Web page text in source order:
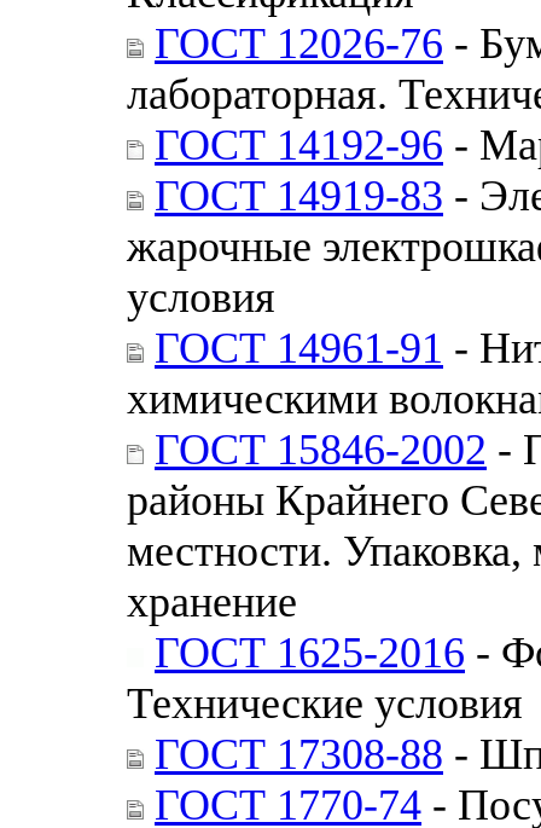
ГОСТ 12026-76 -
лабораторная.
ГОСТ 14192-96 -
ГОСТ 14919-83 -
жарочные
условия
ГОСТ 14961-91 -
химическими
ГОСТ 15846-2002 -
районы Крайнего
местности. Упаковка,
хранение
ГОСТ 1625-2016 -
Технические условия
ГОСТ 17308-88 -
ГОСТ 1770-74 -